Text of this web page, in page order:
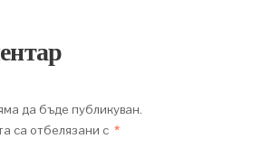
да бъде публикуван.
са отбелязани с *